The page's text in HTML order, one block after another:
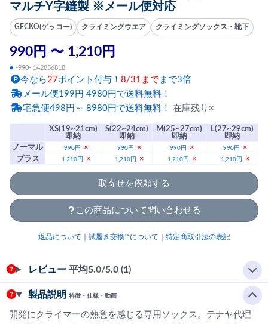
マルチY字縫製 ※メール便対応
GECKO(ゲッコー) クライミングウエア クライミングソックス・靴下
990円 〜 1,210円
● -990- 142856818
今なら27ポイント付与！ 8/31まで まで3倍
メール便199円 4980円で送料無料！
宅急便498円～ 8980円で送料無料！ 在庫残り×
XS(19~21cm)
即納
S(22~24cm)
即納
M(25~27cm)
即納
L(27~29cm)
即納
ノーマル
990円 × 990円 × 990円 × 990円
×
プラス
1,210円 × 1,210円 × 1,210円 × 1,210円 ×
取寄せを依頼する
この商品について問い合わせる
返品について 試履き交換™について 特定商取引法の表記
レビュー 平均5.0/5.0 (1)
製品説明 特徴・仕様・動画
開発にクライマーの熱意を感じる専用ソックス。テナヤ代理